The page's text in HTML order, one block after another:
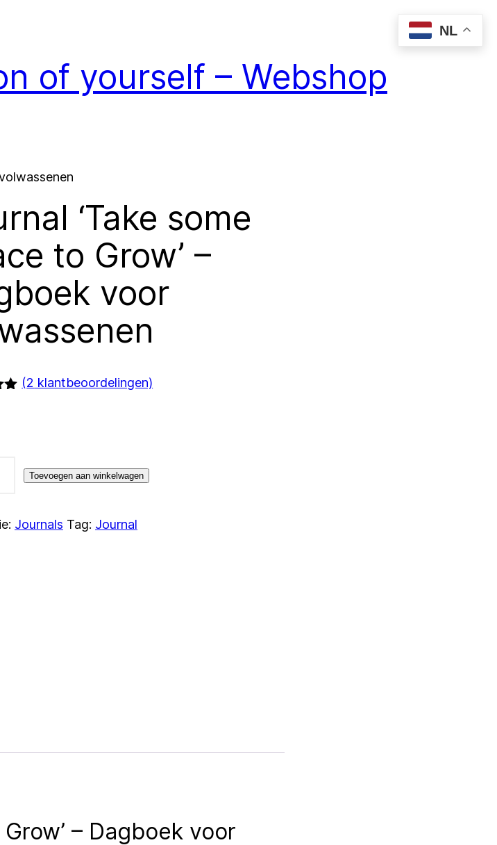
of yourself – Webshop
‘Take some
to Grow’ –
voor
(2 klantbeoordelingen)
Toevoegen aan winkelwagen
Journals Tag: Journal
– Dagboek voor
NL